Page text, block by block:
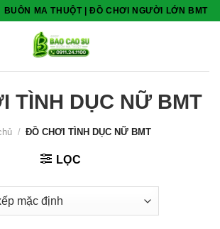
BUÔN MA THUỘT | ĐỒ CHƠI NGƯỜI LỚN BMT
TÌNH DỤC NỮ BMT
/ ĐỒ CHƠI TÌNH DỤC NỮ BMT
LỌC